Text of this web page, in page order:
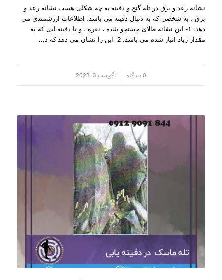
نشانه رعد و برق در تله گنج و دفینه به چه شکلی هست نشانه رعد و
برق ، به شخصی که به دنبال دفینه می باشد، اطلاعات ارزشمندی می
دهد. 1- این نشانه طلای جستجو شده ، نقره ، و یا دفینه ایی که به
مقدار زیاد انبار شده می باشد. 2- این را نشان می دهد که د…
0 دیدگاه آگوست 3, 2023